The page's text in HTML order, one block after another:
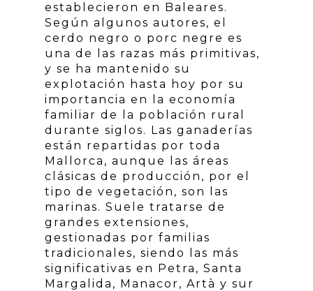
establecieron en Baleares.
Según algunos autores, el
cerdo negro o porc negre es
una de las razas más primitivas,
y se ha mantenido su
explotación hasta hoy por su
importancia en la economía
familiar de la población rural
durante siglos. Las ganaderías
están repartidas por toda
Mallorca, aunque las áreas
clásicas de producción, por el
tipo de vegetación, son las
marinas. Suele tratarse de
grandes extensiones,
gestionadas por familias
tradicionales, siendo las más
significativas en Petra, Santa
Margalida, Manacor, Artà y sur